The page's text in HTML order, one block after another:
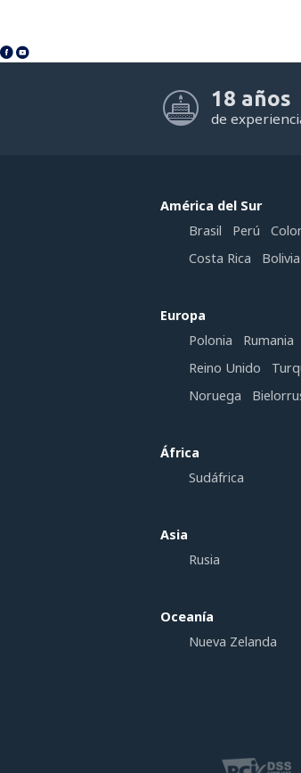
18 años
de
América del Sur
Brasil
Perú
Costa Rica
Bolivia
Europa
Polonia
Rumania
Reino Unido
Noruega
África
Sudáfrica
Asia
Rusia
Oceanía
Nueva Zelanda